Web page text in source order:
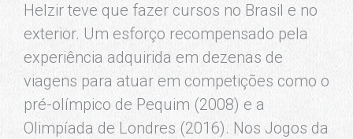
Helzir teve que fazer cursos no Brasil e no
exterior. Um esforço recompensado pela
experiência adquirida em dezenas de
viagens para atuar em competições como o
pré-olímpico de Pequim (2008) e a
Olimpíada de Londres (2016). Nos Jogos da